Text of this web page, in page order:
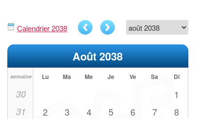
Calendrier 2038
Août 2038
semaine Lu Ma Me Je Ve Sa Di
30 1
31 2 3 4 5 6 7 8